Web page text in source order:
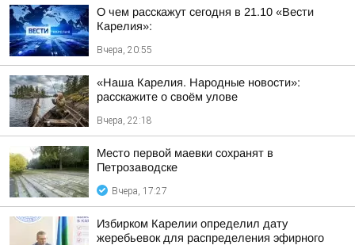
О чем расскажут сегодня в 21.10 «Вести
Карелия»:
Вчера, 20:55
«Наша Карелия. Народные новости»:
расскажите о своём улове
Вчера, 22:18
Место первой маевки сохранят в
Петрозаводске
Вчера, 17:27
Избирком Карелии определил дату
жеребьевок для распределения эфирного